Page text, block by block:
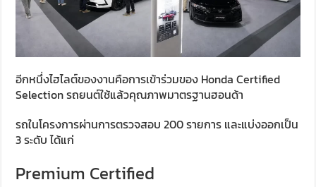
อีกหนึ่งไฮไลต์ของงานคือการเข้าร่วมของ Honda Certified
Selection รถยนต์ใช้แล้วคุณภาพมาตรฐานฮอนด้า
รถในโครงการผ่านการตรวจสอบ 200 รายการ และแบ่งออกเป็น
3 ระดับ ได้แก่
Premium Certified